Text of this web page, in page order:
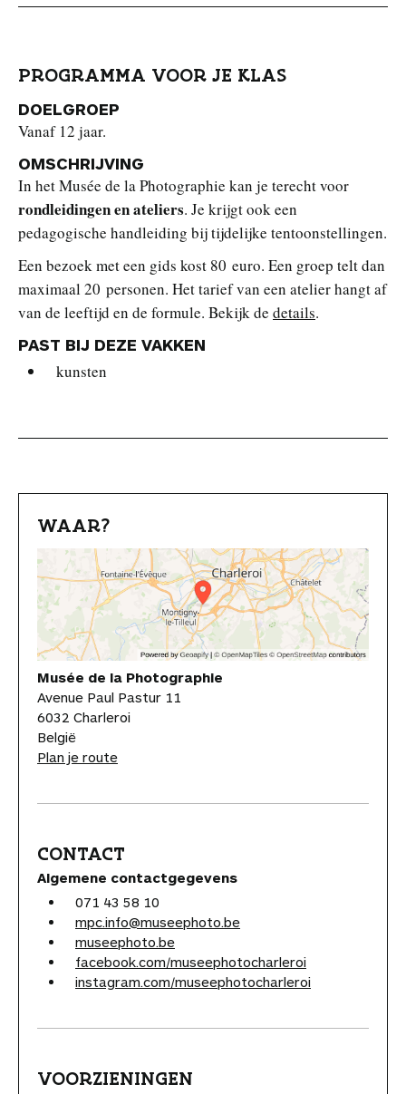
PROGRAMMA VOOR JE KLAS
DOELGROEP
Vanaf 12 jaar.
OMSCHRIJVING
In het Musée de la Photographie kan je terecht voor
rondleidingen en ateliers. Je krijgt ook een
pedagogische handleiding bij tijdelijke tentoonstellingen.
Een bezoek met een gids kost 80 euro. Een groep telt dan
maximaal 20 personen. Het tarief van een atelier hangt af
van de leeftijd en de formule. Bekijk de details.
PAST BIJ DEZE VAKKEN
kunsten
WAAR?
Musée de la Photographie
Avenue Paul Pastur 11
6032 Charleroi
België
Plan je route
CONTACT
Algemene contactgegevens
071 43 58 10
mpc.info@museephoto.be
museephoto.be
facebook.com/museephotocharleroi
instagram.com/museephotocharleroi
VOORZIENINGEN